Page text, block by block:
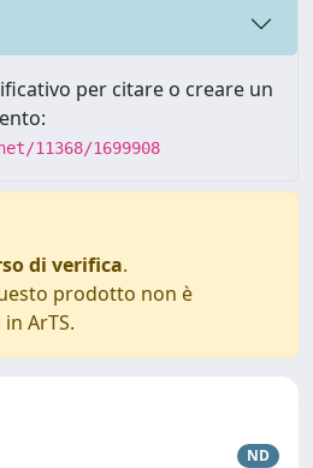
per citare o creare un
11368/1699908
di verifica.
prodotto non è
ArTS.
ND